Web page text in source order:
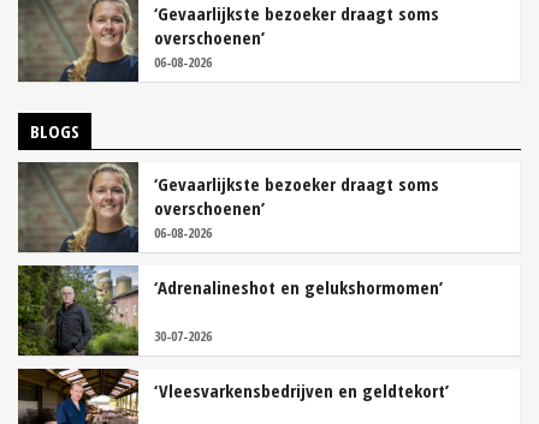
‘Gevaarlijkste bezoeker draagt soms
overschoenen’
06-08-2026
BLOGS
‘Gevaarlijkste bezoeker draagt soms
overschoenen’
06-08-2026
‘Adrenalineshot en gelukshormomen’
30-07-2026
‘Vleesvarkensbedrijven en geldtekort’